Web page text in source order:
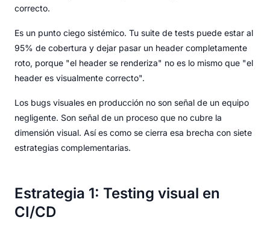
correcto.
Es un punto ciego sistémico. Tu suite de tests puede estar al
95% de cobertura y dejar pasar un header completamente
roto, porque "el header se renderiza" no es lo mismo que "el
header es visualmente correcto".
Los bugs visuales en producción no son señal de un equipo
negligente. Son señal de un proceso que no cubre la
dimensión visual. Así es como se cierra esa brecha con siete
estrategias complementarias.
Estrategia 1: Testing visual en
CI/CD